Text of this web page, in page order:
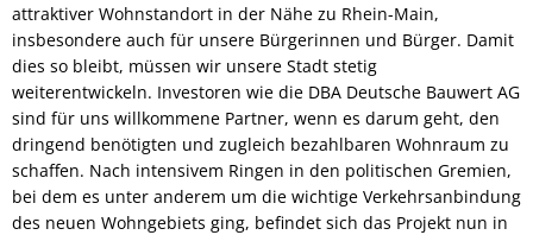
attraktiver Wohnstandort in der Nähe zu Rhein-Main,
insbesondere auch für unsere Bürgerinnen und Bürger. Damit
dies so bleibt, müssen wir unsere Stadt stetig
weiterentwickeln. Investoren wie die DBA Deutsche Bauwert AG
sind für uns willkommene Partner, wenn es darum geht, den
dringend benötigten und zugleich bezahlbaren Wohnraum zu
schaffen. Nach intensivem Ringen in den politischen Gremien,
bei dem es unter anderem um die wichtige Verkehrsanbindung
des neuen Wohngebiets ging, befindet sich das Projekt nun in